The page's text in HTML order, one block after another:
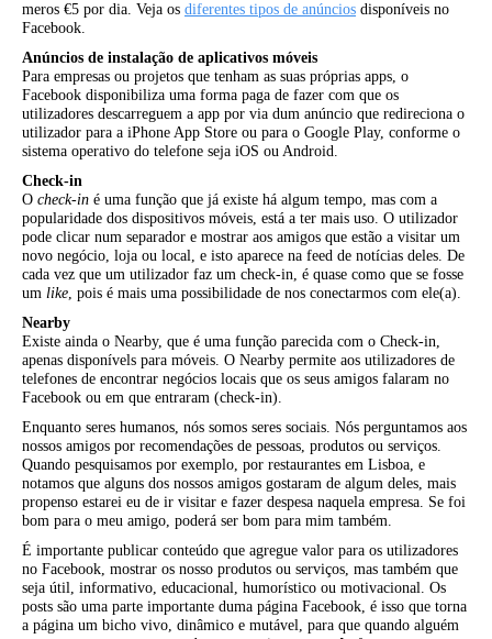
meros €5 por dia. Veja os diferentes tipos de anúncios disponíveis no
Facebook.
Anúncios de instalação de aplicativos móveis
Para empresas ou projetos que tenham as suas próprias apps, o
Facebook disponibiliza uma forma paga de fazer com que os
utilizadores descarreguem a app por via dum anúncio que redireciona o
utilizador para a iPhone App Store ou para o Google Play, conforme o
sistema operativo do telefone seja iOS ou Android.
Check-in
O check-in é uma função que já existe há algum tempo, mas com a
popularidade dos dispositivos móveis, está a ter mais uso. O utilizador
pode clicar num separador e mostrar aos amigos que estão a visitar um
novo negócio, loja ou local, e isto aparece na feed de notícias deles. De
cada vez que um utilizador faz um check-in, é quase como que se fosse
um like, pois é mais uma possibilidade de nos conectarmos com ele(a).
Nearby
Existe ainda o Nearby, que é uma função parecida com o Check-in,
apenas disponívels para móveis. O Nearby permite aos utilizadores de
telefones de encontrar negócios locais que os seus amigos falaram no
Facebook ou em que entraram (check-in).
Enquanto seres humanos, nós somos seres sociais. Nós perguntamos aos
nossos amigos por recomendações de pessoas, produtos ou serviços.
Quando pesquisamos por exemplo, por restaurantes em Lisboa, e
notamos que alguns dos nossos amigos gostaram de algum deles, mais
propenso estarei eu de ir visitar e fazer despesa naquela empresa. Se foi
bom para o meu amigo, poderá ser bom para mim também.
É importante publicar conteúdo que agregue valor para os utilizadores
no Facebook, mostrar os nosso produtos ou serviços, mas também que
seja útil, informativo, educacional, humorístico ou motivacional. Os
posts são uma parte importante duma página Facebook, é isso que torna
a página um bicho vivo, dinâmico e mutável, para que quando alguém